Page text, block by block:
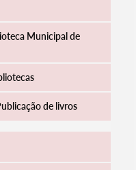
Municipal de
de livros